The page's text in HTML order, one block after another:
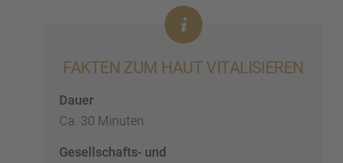
FAKTEN ZUM HAUT VITALI­SIE­REN
Dauer
Ca. 30 Minuten
Gesell­schafts- und